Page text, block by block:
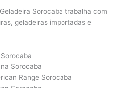
Sorocaba trabalha com
geladeiras importadas e
Sorocaba
Range Sorocaba